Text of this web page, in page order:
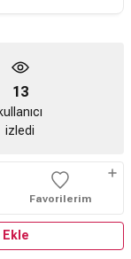
13
izledi
Favorilerim
Ekle